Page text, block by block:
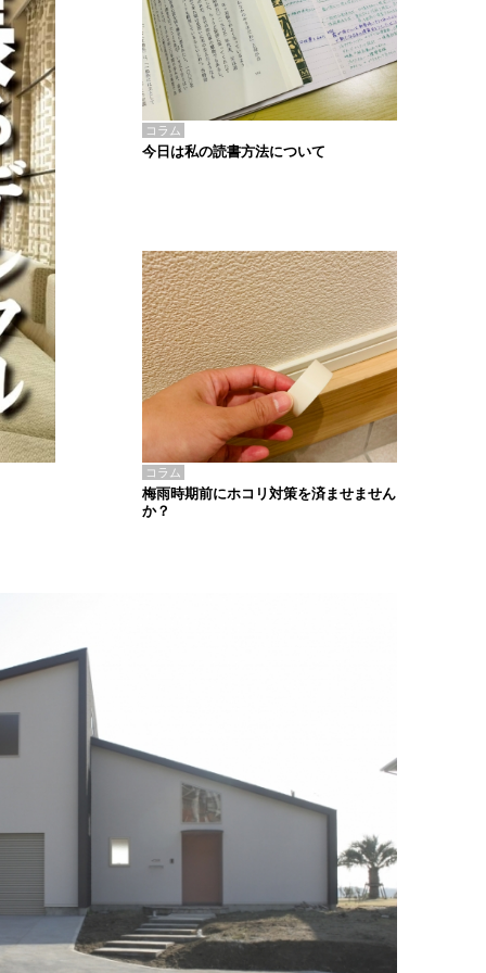
コラム
今日は私の読書方法について
コラム
梅雨時期前にホコリ対策を済ませません
か？